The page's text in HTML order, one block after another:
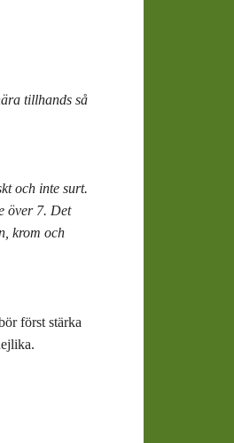
tillhands så
och inte surt.
över 7. Det
krom och
först stärka